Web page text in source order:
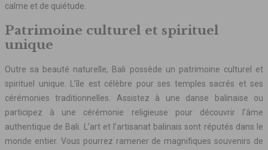
calme et de quiétude.
Patrimoine culturel et spirituel
unique
Outre sa beauté naturelle, Bali possède un patrimoine culturel et
spirituel unique. L’île est célèbre pour ses temples sacrés et ses
cérémonies traditionnelles. Assistez à une danse balinaise ou
participez à une cérémonie religieuse pour découvrir l’âme
authentique de Bali. L’art et l’artisanat balinais sont réputés dans le
monde entier. Vous pourrez ramener de magnifiques souvenirs de